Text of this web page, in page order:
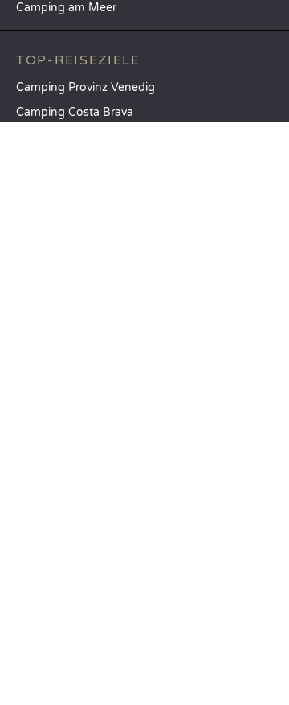
Camping am Meer
TOP-REISEZIELE
Camping Provinz Venedig
Camping Costa Brava